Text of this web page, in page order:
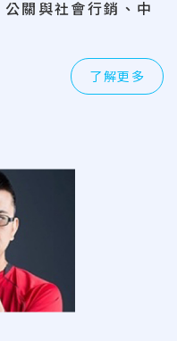
關與社會行銷、中
了解更多